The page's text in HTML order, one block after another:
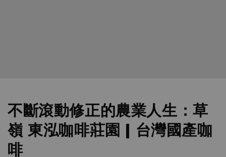
不斷滾動修正的農業人生：草
嶺 東泓咖啡莊園 | 台灣國產咖
啡